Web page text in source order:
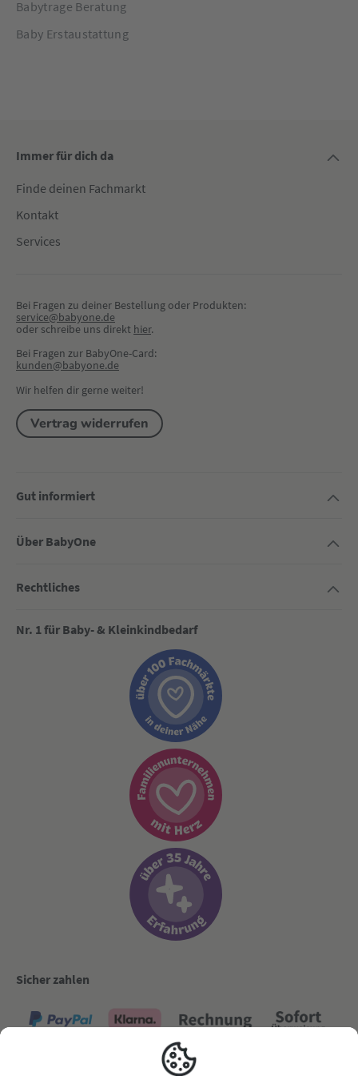
Babytrage Beratung
Baby Erstaustattung
Immer für dich da
Finde deinen Fachmarkt
Kontakt
Services
Bei Fragen zu deiner Bestellung oder Produkten:
service@babyone.de
oder schreibe uns direkt hier.
Bei Fragen zur BabyOne-Card:
kunden@babyone.de
Wir helfen dir gerne weiter!
Vertrag widerrufen
Gut informiert
Über BabyOne
Rechtliches
Nr. 1 für Baby- & Kleinkindbedarf
Sicher zahlen